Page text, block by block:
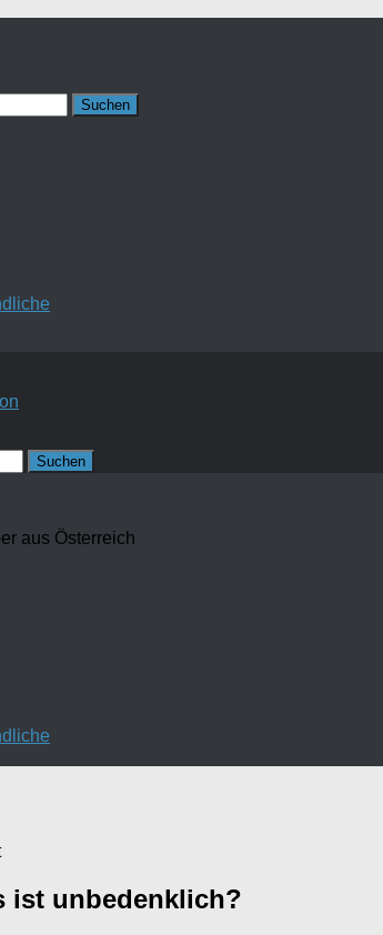
aus Österreich
ist unbedenklich?